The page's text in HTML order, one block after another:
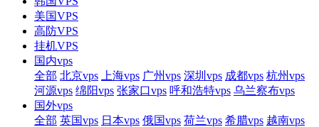
美国VPS
高防VPS
挂机VPS
国内vps
全部 北京vps 上海vps 广州vps 深圳vps 成都vps 杭州vps
河源vps 绵阳vps 张家口vps 呼和浩特vps 乌兰察布vps
国外vps
全部 英国vps 日本vps 俄国vps 荷兰vps 希腊vps 越南vps